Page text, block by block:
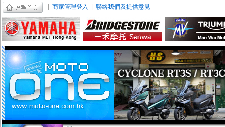
商家管理登入 聯絡我們及提供意見